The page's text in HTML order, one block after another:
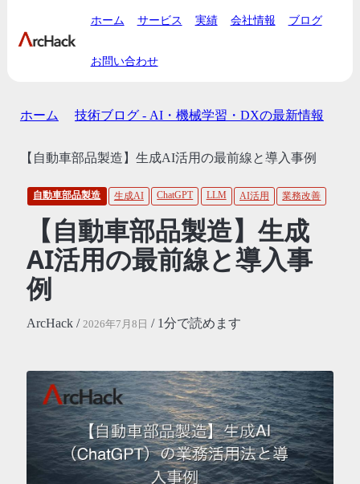
ホーム サービス 実績 会社情報 ブログ
お問い合わせ
ホーム 技術ブログ - AI・機械学習・DXの最新情報
【自動車部品製造】生成AI活用の最前線と導入事例
自動車部品製造 生成AI ChatGPT LLM AI活用 業務改善
【自動車部品製造】生成
AI活用の最前線と導入事
例
ArcHack / 2026年7月8日 / 1分で読めます